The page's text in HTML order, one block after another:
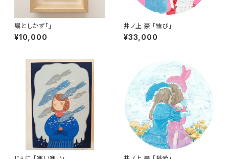
堀としかず「」
¥10,000
井ノ上 豪 「結び」
¥33,000